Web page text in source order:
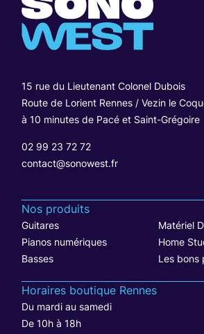
15 rue du Lieutenant Colonel Dubois
Route de Lorient Rennes / Vezin le
à 10 minutes de Pacé et Saint-Grégoire
02 99 23 72 72
contact@sonowest.fr
Nos produits
Guitares
Matériel
Pianos numériques
Home
Basses
Les bons
Horaires boutique Rennes
Du mardi au samedi
De 10h à 18h